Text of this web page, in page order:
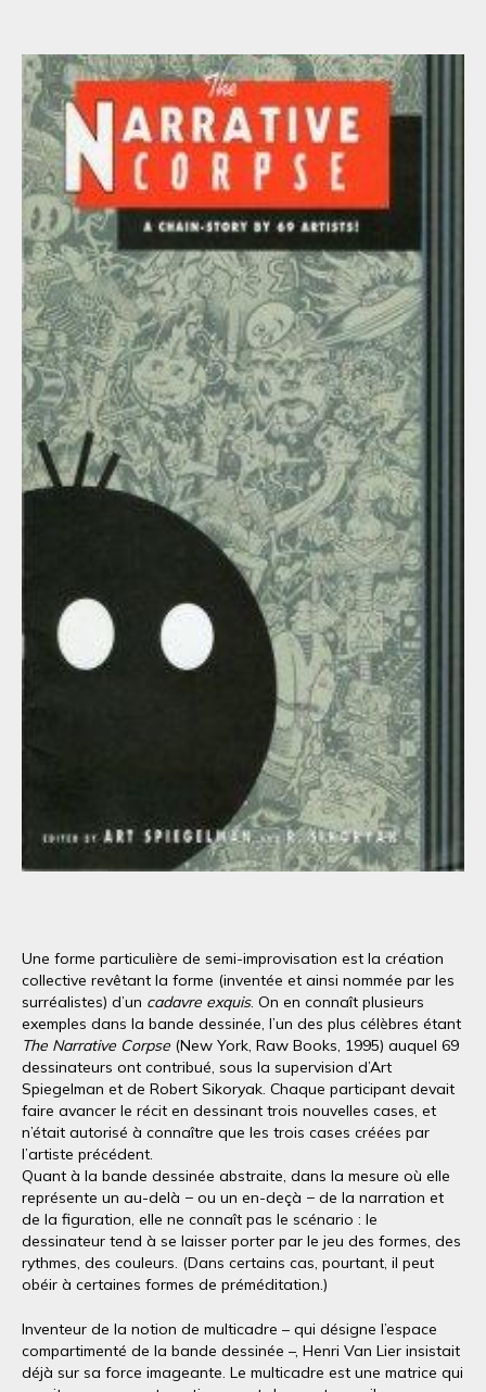
Une forme particulière de semi-improvisation est la création
collective revêtant la forme (inventée et ainsi nommée par les
surréalistes) d’un cadavre exquis. On en connaît plusieurs
exemples dans la bande dessinée, l’un des plus célèbres étant
The Narrative Corpse (New York, Raw Books, 1995) auquel 69
dessinateurs ont contribué, sous la supervision d’Art
Spiegelman et de Robert Sikoryak. Chaque participant devait
faire avancer le récit en dessinant trois nouvelles cases, et
n’était autorisé à connaître que les trois cases créées par
l’artiste précédent.
Quant à la bande dessinée abstraite, dans la mesure où elle
représente un au-delà − ou un en-deçà − de la narration et
de la figuration, elle ne connaît pas le scénario : le
dessinateur tend à se laisser porter par le jeu des formes, des
rythmes, des couleurs. (Dans certains cas, pourtant, il peut
obéir à certaines formes de préméditation.)
Inventeur de la notion de multicadre – qui désigne l’espace
compartimenté de la bande dessinée –, Henri Van Lier insistait
déjà sur sa force imageante. Le multicadre est une matrice qui